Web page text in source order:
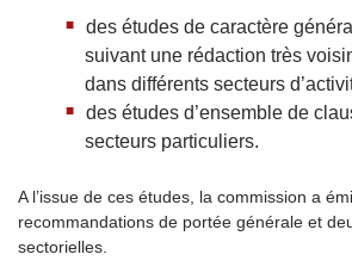
des études de caractère
suivant une rédaction très
dans différents secteurs
des études d’ensemble de
secteurs particuliers.
A l’issue de ces études, la commission a
recommandations de portée générale et
sectorielles.